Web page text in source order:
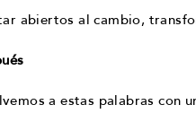
abiertos al cambio,
a estas palabras con